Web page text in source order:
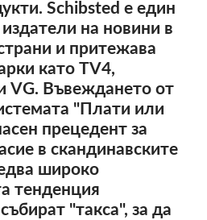
Често задавани въпроси
Работни места
Колективни искове
OnionShare
медии
Контакт
Schibsted е един
на новини в
и притежава
като TV4,
VG. Въвеждането от
"Плати или
прецедент за
в скандинавските
широко
тенденция
"такса", за да